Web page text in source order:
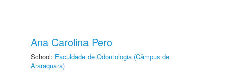
Ana Carolina Pero
School: Faculdade de Odontologia (Câmpus de
Araraquara)